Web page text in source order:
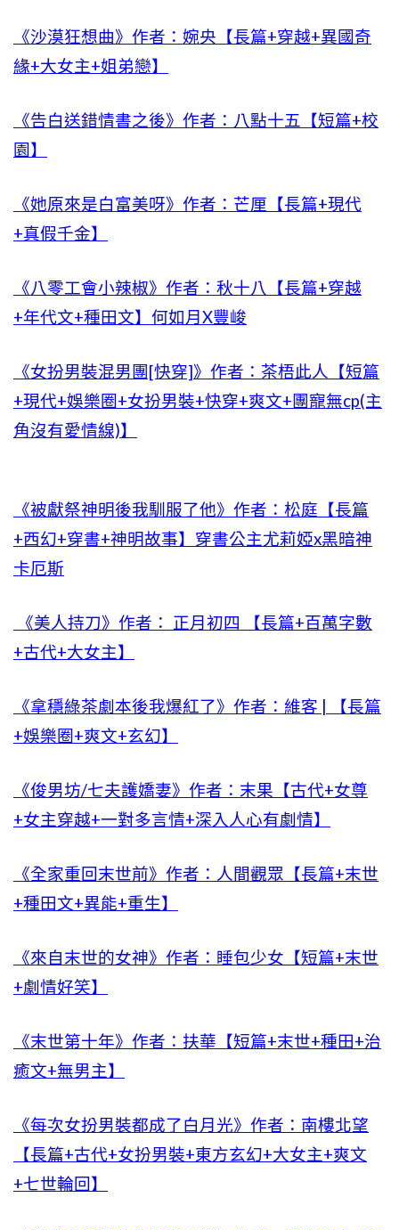
《沙漠狂想曲》作者：婉央【長篇+穿越+異國奇
緣+大女主+姐弟戀】
《告白送錯情書之後》作者：八點十五【短篇+校
園】
《她原來是白富美呀》作者：芒厘【長篇+現代
+真假千金】
《八零工會小辣椒》作者：秋十八【長篇+穿越
+年代文+種田文】何如月X豐峻
《女扮男裝混男團[快穿]》作者：茶梧此人【短篇
+現代+娛樂圈+女扮男裝+快穿+爽文+團寵無cp(主
角沒有愛情線)】
《被獻祭神明後我馴服了他》作者：松庭【長篇
+西幻+穿書+神明故事】穿書公主尤莉婭x黑暗神
卡厄斯
《美人持刀》作者： 正月初四 【長篇+百萬字數
+古代+大女主】
《拿穩綠茶劇本後我爆紅了》作者：維客 | 【長篇
+娛樂圈+爽文+玄幻】
《俊男坊/七夫護嬌妻》作者：末果【古代+女尊
+女主穿越+一對多言情+深入人心有劇情】
《全家重回末世前》作者：人間觀眾【長篇+末世
+種田文+異能+重生】
《來自末世的女神》作者：睡包少女【短篇+末世
+劇情好笑】
《末世第十年》作者：扶華【短篇+末世+種田+治
癒文+無男主】
《每次女扮男裝都成了白月光》作者：南樓北望
【長篇+古代+女扮男裝+東方玄幻+大女主+爽文
+七世輪回】